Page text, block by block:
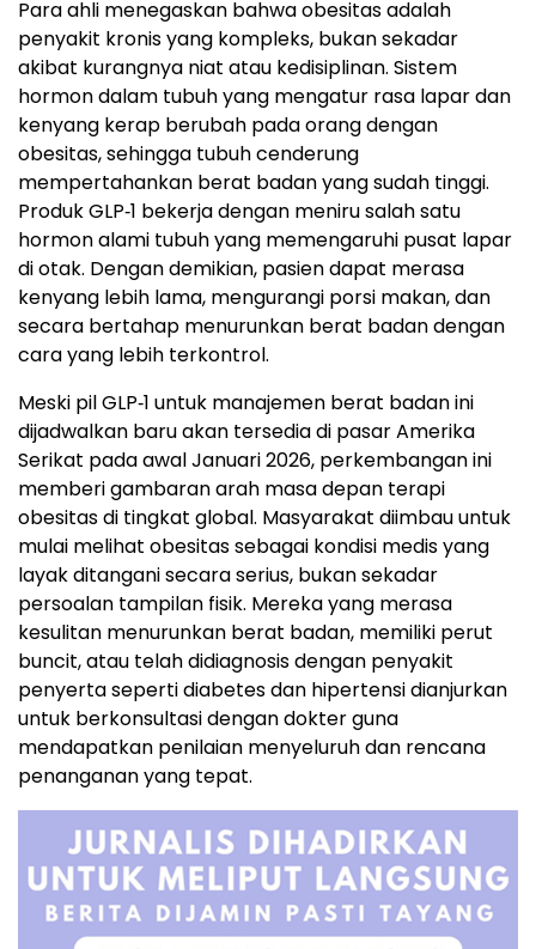
Para ahli menegaskan bahwa obesitas adalah
penyakit kronis yang kompleks, bukan sekadar
akibat kurangnya niat atau kedisiplinan. Sistem
hormon dalam tubuh yang mengatur rasa lapar dan
kenyang kerap berubah pada orang dengan
obesitas, sehingga tubuh cenderung
mempertahankan berat badan yang sudah tinggi.
Produk GLP‑1 bekerja dengan meniru salah satu
hormon alami tubuh yang memengaruhi pusat lapar
di otak. Dengan demikian, pasien dapat merasa
kenyang lebih lama, mengurangi porsi makan, dan
secara bertahap menurunkan berat badan dengan
cara yang lebih terkontrol.
Meski pil GLP‑1 untuk manajemen berat badan ini
dijadwalkan baru akan tersedia di pasar Amerika
Serikat pada awal Januari 2026, perkembangan ini
memberi gambaran arah masa depan terapi
obesitas di tingkat global. Masyarakat diimbau untuk
mulai melihat obesitas sebagai kondisi medis yang
layak ditangani secara serius, bukan sekadar
persoalan tampilan fisik. Mereka yang merasa
kesulitan menurunkan berat badan, memiliki perut
buncit, atau telah didiagnosis dengan penyakit
penyerta seperti diabetes dan hipertensi dianjurkan
untuk berkonsultasi dengan dokter guna
mendapatkan penilaian menyeluruh dan rencana
penanganan yang tepat.